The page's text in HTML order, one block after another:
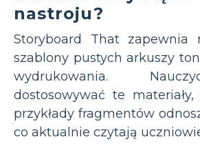
nastroju?
Storyboard That zapewnia
szablony pustych arkuszy
wydrukowania.
dostosowywać te materiały,
przykłady fragmentów
co aktualnie czytają